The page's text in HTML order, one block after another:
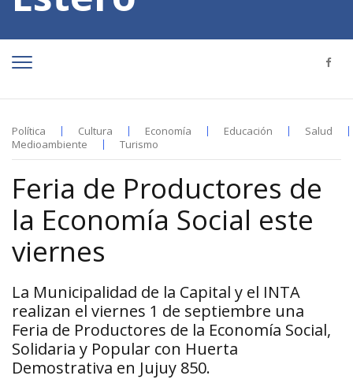
Política Cultura Economía Educación
Salud
Medioambiente
Turismo
Feria de Productores de
la Economía Social este
viernes
La Municipalidad de la Capital y el INTA
realizan el viernes 1 de septiembre una
Feria de Productores de la Economía Social,
Solidaria y Popular con Huerta
Demostrativa en Jujuy 850.